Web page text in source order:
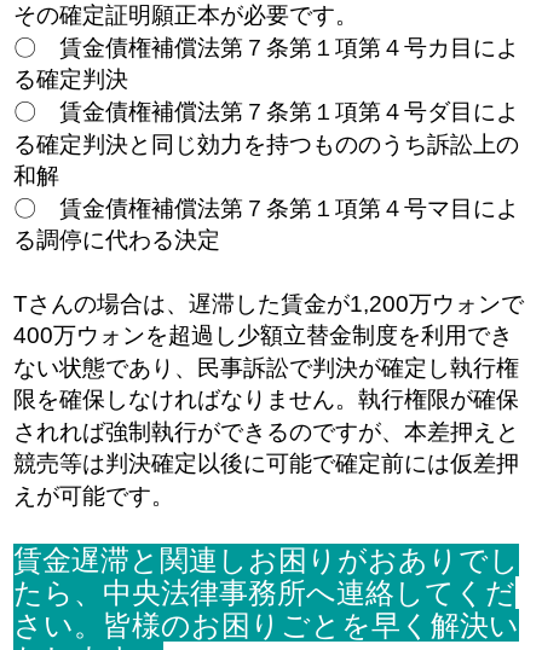
その確定証明願正本が必要です。
〇 賃金債権補償法第７条第１項第４号カ目によ
る確定判決
〇 賃金債権補償法第７条第１項第４号ダ目によ
る確定判決と同じ効力を持つもののうち訴訟上の
和解
〇 賃金債権補償法第７条第１項第４号マ目によ
る調停に代わる決定
​Tさんの場合は、遅滞した賃金が1,200万ウォンで
400万ウォンを超過し少額立替金制度を利用でき
ない状態であり、民事訴訟で判決が確定し執行権
限を確保しなければなりません。執行権限が確保
されれば強制執行ができるのですが、本差押えと
競売等は判決確定以後に可能で確定前には仮差押
えが可能です。
賃金遅滞と関連しお困りがおありでし
たら、中央法律事務所へ連絡してくだ
さい。皆様のお困りごとを早く解決い